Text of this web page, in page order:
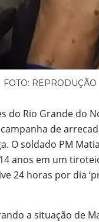
FOTO: REPRODUÇÃO
do Rio Grande do
de
O soldado PM
anos em um
24 horas por dia
a situação de